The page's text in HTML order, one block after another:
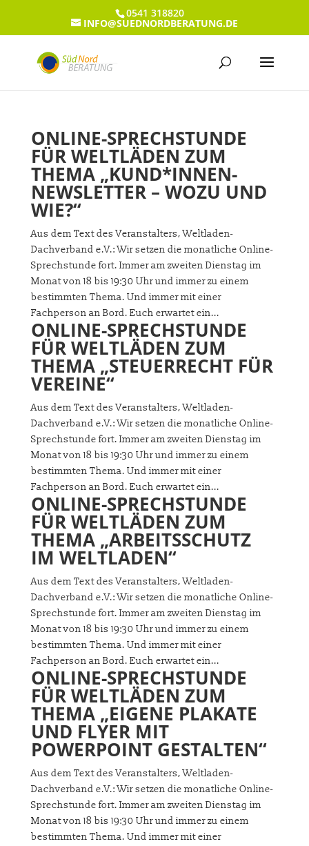
0541 318820
INFO@SUEDNORDBERATUNG.DE
ONLINE-SPRECHSTUNDE
FÜR WELTLÄDEN ZUM
THEMA „KUND*INNEN-
NEWSLETTER – WOZU UND
WIE?“
Aus dem Text des Veranstalters, Weltladen-
Dachverband e.V.: Wir setzen die monatliche Online-
Sprechstunde fort. Immer am zweiten Dienstag im
Monat von 18 bis 19:30 Uhr und immer zu einem
bestimmten Thema. Und immer mit einer
Fachperson an Bord. Euch erwartet ein...
ONLINE-SPRECHSTUNDE
FÜR WELTLÄDEN ZUM
THEMA „STEUERRECHT FÜR
VEREINE“
Aus dem Text des Veranstalters, Weltladen-
Dachverband e.V.: Wir setzen die monatliche Online-
Sprechstunde fort. Immer am zweiten Dienstag im
Monat von 18 bis 19:30 Uhr und immer zu einem
bestimmten Thema. Und immer mit einer
Fachperson an Bord. Euch erwartet ein...
ONLINE-SPRECHSTUNDE
FÜR WELTLÄDEN ZUM
THEMA „ARBEITSSCHUTZ
IM WELTLADEN“
Aus dem Text des Veranstalters, Weltladen-
Dachverband e.V.: Wir setzen die monatliche Online-
Sprechstunde fort. Immer am zweiten Dienstag im
Monat von 18 bis 19:30 Uhr und immer zu einem
bestimmten Thema. Und immer mit einer
Fachperson an Bord. Euch erwartet ein...
ONLINE-SPRECHSTUNDE
FÜR WELTLÄDEN ZUM
THEMA „EIGENE PLAKATE
UND FLYER MIT
POWERPOINT GESTALTEN“
Aus dem Text des Veranstalters, Weltladen-
Dachverband e.V.: Wir setzen die monatliche Online-
Sprechstunde fort. Immer am zweiten Dienstag im
Monat von 18 bis 19:30 Uhr und immer zu einem
bestimmten Thema. Und immer mit einer